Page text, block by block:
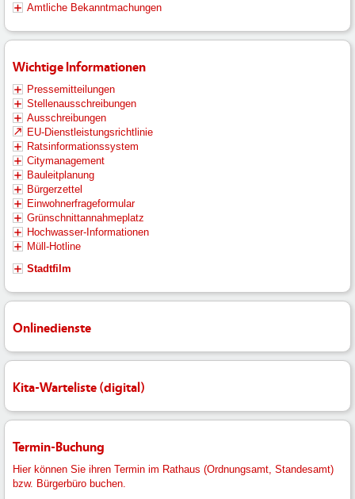
Amtliche Bekanntmachungen
Wichtige Informationen
Pressemitteilungen
Stellenausschreibungen
Ausschreibungen
EU-Dienstleistungsrichtlinie
Ratsinformationssystem
Citymanagement
Bauleitplanung
Bürgerzettel
Einwohnerfrageformular
Grünschnittannahmeplatz
Hochwasser-Informationen
Müll-Hotline
Stadtfilm
Onlinedienste
Kita-Warteliste (digital)
Termin-Buchung
Hier können Sie ihren Termin im Rathaus (Ordnungsamt, Standesamt)
bzw. Bürgerbüro buchen.